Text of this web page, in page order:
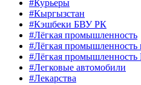
#Курьеры
#Кыргызстан
#Кэшбеки БВУ РК
#Лёгкая промышленность
#Лёгкая промышленность
#Лёгкая промышленность
#Легковые автомобили
#Лекарства